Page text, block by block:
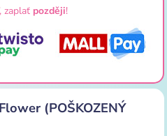
zaplať později!
(POŠKOZENÝ